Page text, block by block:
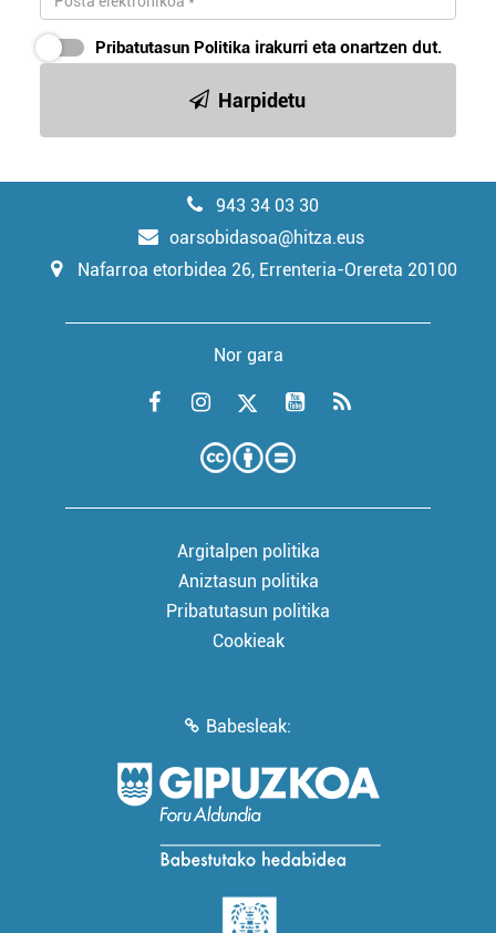
Pribatutasun Politika irakurri eta onartzen dut.
Harpidetu
943 34 03 30
oarsobidasoa@hitza.eus
Nafarroa etorbidea 26, Errenteria-Orereta 20100
Nor gara
Argitalpen politika
Aniztasun politika
Pribatutasun politika
Cookieak
Babesleak: